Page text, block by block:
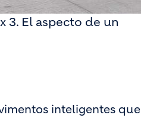
3. El aspecto de un
inteligentes que